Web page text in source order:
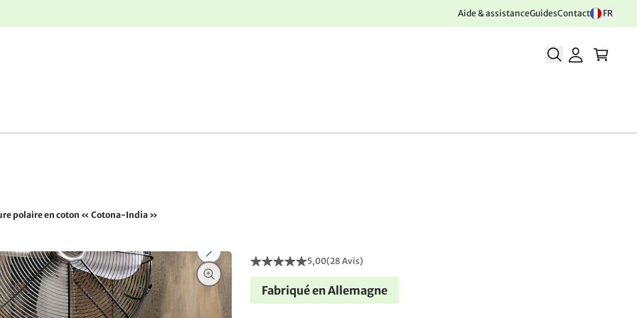
Aide & assistanceGuidesContact FR
polaire en coton « Cotona-India »
5,00(28 Avis)
Fabriqué en Allemagne